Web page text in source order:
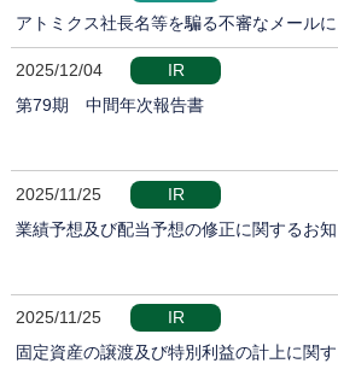
アトミクス社長名等を騙る不審なメール
2025/12/04
IR
第79期 中間年次報告書
2025/11/25
IR
業績予想及び配当予想の修正に関するお
2025/11/25
IR
固定資産の譲渡及び特別利益の計上に関